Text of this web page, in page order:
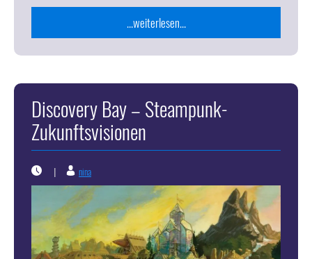
...weiterlesen...
Discovery Bay – Steampunk-
Zukunftsvisionen
| nina